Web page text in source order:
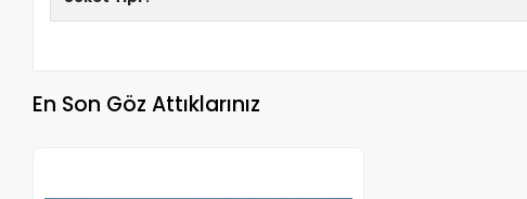
En Son Göz Attıklarınız